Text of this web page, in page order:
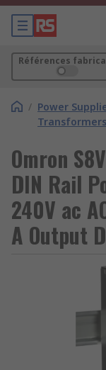
Références
/ Power
Transformers
Omron
DIN Rail
240V ac
A Output